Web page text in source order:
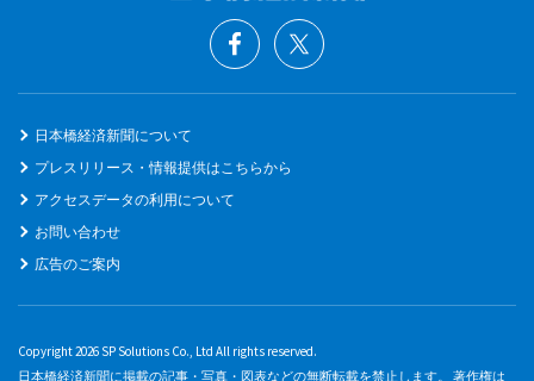
日本橋経済新聞について
プレスリリース・情報提供はこちらから
アクセスデータの利用について
お問い合わせ
広告のご案内
Copyright 2026 SP Solutions Co., Ltd All rights reserved.
日本橋経済新聞に掲載の記事・写真・図表などの無断転載を禁止します。 著作権は